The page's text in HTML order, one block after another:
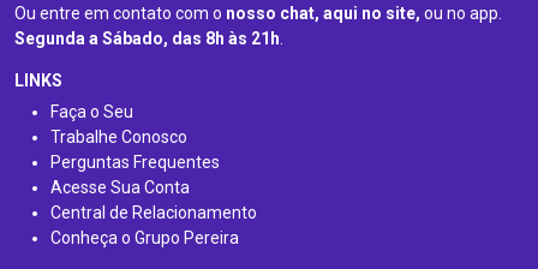
Ou entre em contato com o nosso chat, aqui no site, ou no app.
Segunda a Sábado, das 8h às 21h.
LINKS
Faça o Seu
Trabalhe Conosco
Perguntas Frequentes
Acesse Sua Conta
Central de Relacionamento
Conheça o Grupo Pereira